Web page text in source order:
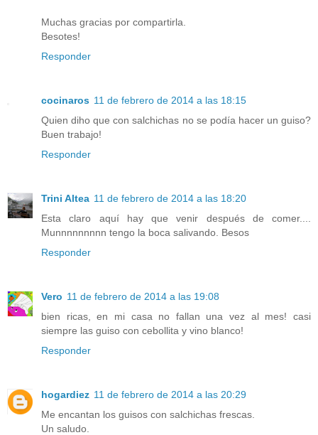
Muchas gracias por compartirla.
Besotes!
Responder
cocinaros 11 de febrero de 2014 a las 18:15
Quien diho que con salchichas no se podía hacer un guiso?
Buen trabajo!
Responder
Trini Altea 11 de febrero de 2014 a las 18:20
Esta claro aquí hay que venir después de comer....
Munnnnnnnnn tengo la boca salivando. Besos
Responder
Vero 11 de febrero de 2014 a las 19:08
bien ricas, en mi casa no fallan una vez al mes! casi
siempre las guiso con cebollita y vino blanco!
Responder
hogardiez 11 de febrero de 2014 a las 20:29
Me encantan los guisos con salchichas frescas.
Un saludo.